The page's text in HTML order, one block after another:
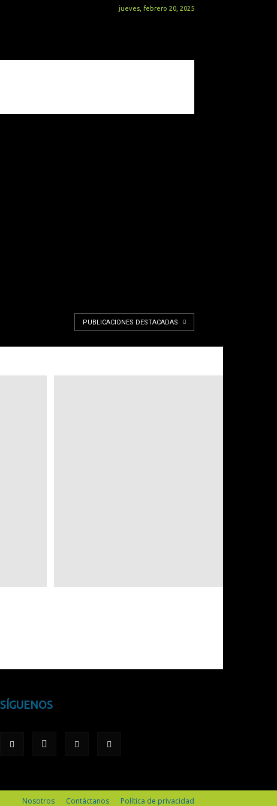
jueves, febrero 20, 2025
PUBLICACIONES DESTACADAS
SÍGUENOS
Nosotros Contáctanos Política de privacidad